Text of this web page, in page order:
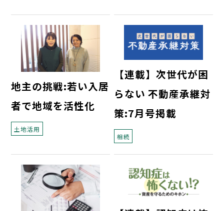
地主の挑戦:若い入居
者で地域を活性化
土地活用
【連載】次世代が困
らない 不動産承継対
策:7月号掲載
相続